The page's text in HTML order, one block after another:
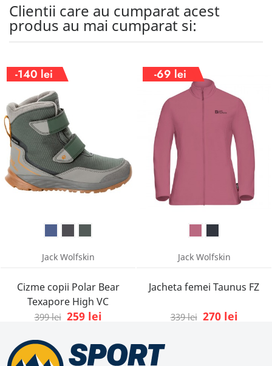
Clientii care au cumparat acest
produs au mai cumparat si:
-140 lei
Jack Wolfskin
Cizme copii Polar Bear
Texapore High VC
399 lei 259 lei
-69 lei
Jack Wolfskin
Jacheta femei Taunus FZ
339 lei 270 lei